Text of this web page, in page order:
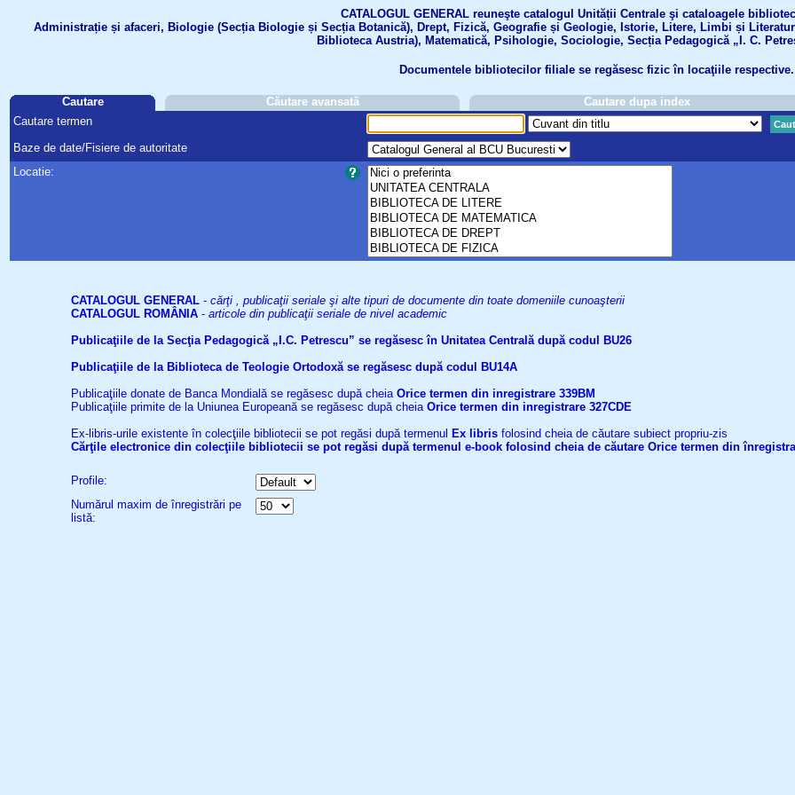
CATALOGUL GENERAL reuneşte catalogul Unității Centrale şi cataloagele
Administrație și afaceri, Biologie (Secția Biologie și Secția Botanică), Drept, Fizică, Geografie și Geologie, Istorie, Litere, Limbi și
Biblioteca Austria), Matematică, Psihologie, Sociologie, Secția Pedagogică „I. C.
Documentele bibliotecilor filiale se regăsesc fizic în locaţiile respective.
Cautare Căutare avansată
Cautare dupa index
Cautare termen
Baze de date/Fisiere de autoritate
Locatie:
CATALOGUL GENERAL - cărţi , publicaţii seriale şi alte tipuri de documente din toate domeniile cunoaşterii
CATALOGUL ROMÂNIA - articole din publicaţii seriale de nivel academic
Publicaţiile de la Secţia Pedagogică „I.C. Petrescu” se regăsesc în Unitatea Centrală după codul BU26
Publicaţiile de la Biblioteca de Teologie Ortodoxă se regăsesc după codul BU14A
Publicaţiile donate de Banca Mondială se regăsesc după cheia Orice termen din inregistrare 339BM
Publicaţiile primite de la Uniunea Europeană se regăsesc după cheia Orice termen din inregistrare 327CDE
Ex-libris-urile existente în colecţiile bibliotecii se pot regăsi după termenul Ex libris folosind cheia de căutare subiect propriu-zis
Cărţile electronice din colecţiile bibliotecii se pot regăsi după termenul e-book folosind cheia de căutare Orice termen din
Profile:
Numărul maxim de înregistrări pe
listă: